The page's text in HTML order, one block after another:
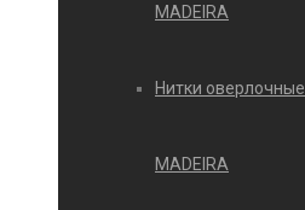
MADEIRA
Нитки
MADEIRA